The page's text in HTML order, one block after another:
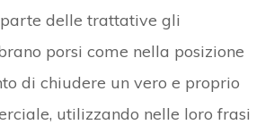
delle trattative gli
porsi come nella posizione
di chiudere un vero e proprio
utilizzando nelle loro frasi